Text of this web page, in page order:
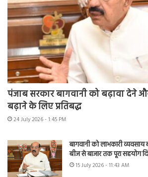
पंजाब सरकार बागवानी को बढ़ावा देने
बढ़ाने के लिए प्रतिबद्ध
24 July 2026 - 1:45 PM
बागवानी को लाभकारी
बीज से बाजार तक पूरा सहयोग
15 July 2026 - 11:43 AM